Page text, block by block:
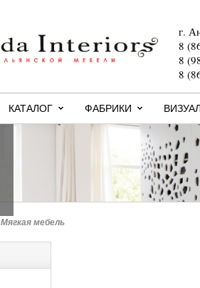
г.
8
8
8
КАТАЛОГ ФАБРИКИ
Мягкая мебель